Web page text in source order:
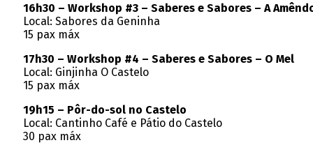
16h30 – Workshop #3 – Saberes e Sabores – A
Local: Sabores da Geninha
15 pax máx
17h30 – Workshop #4 – Saberes e Sabores – O Mel
Local: Ginjinha O Castelo
15 pax máx
19h15 – Pôr-do-sol no Castelo
Local: Cantinho Café e Pátio do Castelo
30 pax máx